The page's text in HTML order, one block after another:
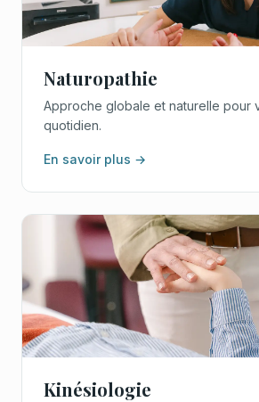
Naturopathie
Approche globale et naturelle pour
quotidien.
En savoir plus →
Kinésiologie